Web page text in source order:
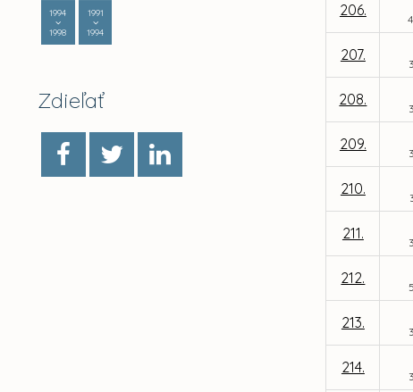
1994
1998
1991
1994
Zdieľať
206.
207.
208.
209.
210.
211.
212.
213.
214.